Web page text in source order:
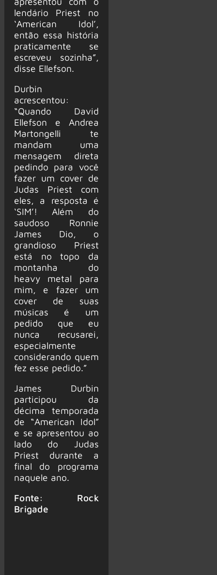
lendário Priest no
‘American Idol’,
então essa história
praticamente se
escreveu sozinha”,
disse Ellefson.
Durbin
acrescentou:
“Quando David
Ellefson e Andrea
Martongelli te
mandam uma
mensagem direta
pedindo para você
fazer um cover de
Judas Priest com
eles, a resposta é
‘SIM’! Além do
saudoso Ronnie
James Dio, o
grandioso Priest
está no topo da
montanha do
heavy metal para
mim, e fazer um
cover de suas
músicas é um
pedido que eu
nunca recusarei,
especialmente
considerando quem
fez esse pedido.”
James Durbin
participou da
décima temporada
de “American Idol”
e se apresentou ao
lado do Judas
Priest durante a
final do programa
naquele ano.
Fonte: Rock
Brigade